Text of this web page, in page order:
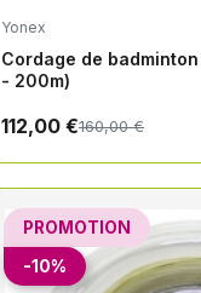
Yonex
Cordage de badminton
- 200m)
112,00 €160,00 €
PROMOTION
-10%